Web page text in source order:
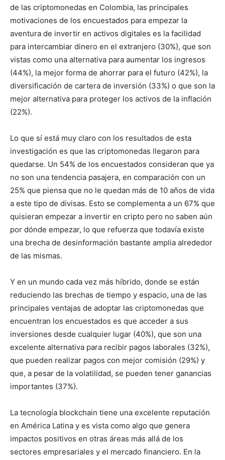
de las criptomonedas en Colombia, las principales
motivaciones de los encuestados para empezar la
aventura de invertir en activos digitales es la facilidad
para intercambiar dinero en el extranjero (30%), que son
vistas como una alternativa para aumentar los ingresos
(44%), la mejor forma de ahorrar para el futuro (42%), la
diversificación de cartera de inversión (33%) o que son la
mejor alternativa para proteger los activos de la inflación
(22%).
Lo que sí está muy claro con los resultados de esta
investigación es que las criptomonedas llegaron para
quedarse. Un 54% de los encuestados consideran que ya
no son una tendencia pasajera, en comparación con un
25% que piensa que no le quedan más de 10 años de vida
a este tipo de divisas. Esto se complementa a un 67% que
quisieran empezar a invertir en cripto pero no saben aún
por dónde empezar, lo que refuerza que todavía existe
una brecha de desinformación bastante amplia alrededor
de las mismas.
Y en un mundo cada vez más híbrido, donde se están
reduciendo las brechas de tiempo y espacio, una de las
principales ventajas de adoptar las criptomonedas que
encuentran los encuestados es que acceder a sus
inversiones desde cualquier lugar (40%), que son una
excelente alternativa para recibir pagos laborales (32%),
que pueden realizar pagos con mejor comisión (29%) y
que, a pesar de la volatilidad, se pueden tener ganancias
importantes (37%).
La tecnología blockchain tiene una excelente reputación
en América Latina y es vista como algo que genera
impactos positivos en otras áreas más allá de los
sectores empresariales y el mercado financiero. En la